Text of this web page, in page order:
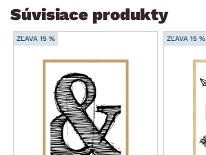
Súvisiace produkty
ZĽAVA 15 % ZĽAVA 15 %